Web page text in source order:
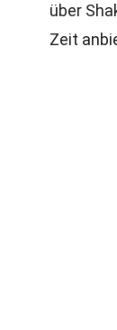
über
Zeit